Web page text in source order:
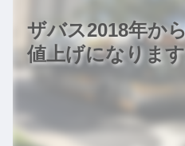
ザバス2018年か
値上げになりま